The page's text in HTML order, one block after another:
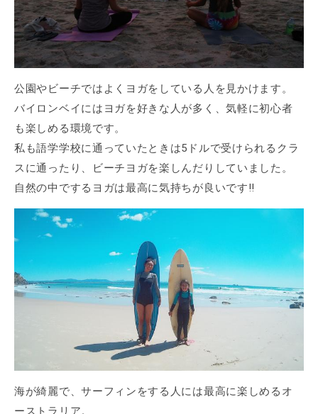
公園やビーチではよくヨガをしている人を見かけます。
バイロンベイにはヨガを好きな人が多く、気軽に初心者
も楽しめる環境です。
私も語学学校に通っていたときは5ドルで受けられるクラ
スに通ったり、ビーチヨガを楽しんだりしていました。
自然の中でするヨガは最高に気持ちが良いです!!
海が綺麗で、サーフィンをする人には最高に楽しめるオ
ーストラリア。